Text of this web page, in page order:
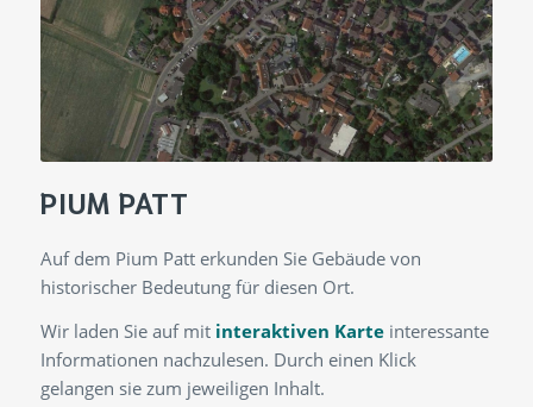
PIUM PATT
Auf dem Pium Patt erkunden Sie Gebäude von
historischer Bedeutung für diesen Ort.
Wir laden Sie auf mit interaktiven Karteinteressante
Informationen nachzulesen. Durch einen Klick
gelangen sie zum jeweiligen Inhalt.